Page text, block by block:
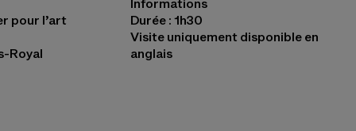
pour l’art
Royal
dans un nouvel onglet)
Informations
Durée : 1h30
Visite uniquement disponible en
anglais